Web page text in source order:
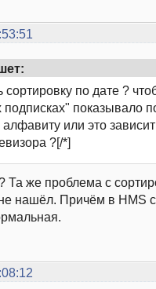
сортировку по дате ?
подписках" показывало
или это зависит
?[/*]
Та же проблема с
нашёл. Причём в HMS